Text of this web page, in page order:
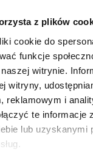
z plików
cookie do
funkcje
witrynie.
witryny,
reklamowym i
te informacje
lub uzyskanymi
do
zebranie opinii
w Lublinie,
i zawodowej
ekonomicznej